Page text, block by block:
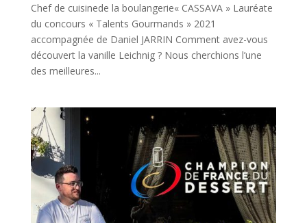
Chef de cuisinede la boulangerie« CASSAVA » Lauréate
du concours « Talents Gourmands » 2021
accompagnée de Daniel JARRIN Comment avez-vous
découvert la vanille Leichnig ? Nous cherchions l’une
des meilleures...